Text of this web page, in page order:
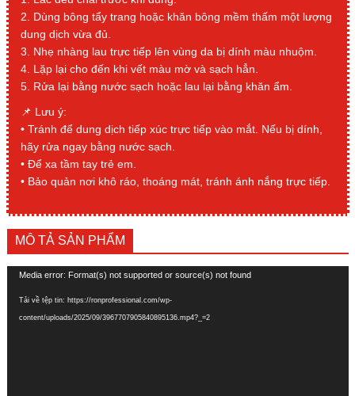
2. Dùng bông tẩy trang hoặc khăn bông mềm thấm một lượng
dung dịch vừa đủ.
3. Nhẹ nhàng lau trực tiếp lên vùng da bị dính màu nhuộm.
4. Lặp lại cho đến khi vết màu mờ và sạch hẳn.
5. Rửa lại bằng nước sạch hoặc lau lại bằng khăn ẩm.
📌 Lưu ý:
• Tránh để dung dịch tiếp xúc trực tiếp vào mắt. Nếu bị dính,
hãy rửa ngay bằng nước sạch.
• Để xa tầm tay trẻ em.
• Bảo quản nơi khô ráo, thoáng mát, tránh ánh nắng trực tiếp.
MÔ TẢ SẢN PHẨM
Trình
Media error: Format(s) not supported or source(s) not found
Tải về tệp tin: https://ronprofessional.com/wp-
content/uploads/2025/09/3967707905840895136.mp4?_=2